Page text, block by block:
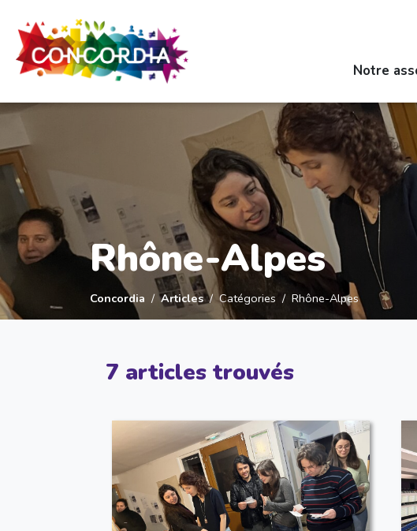
Notre
Rhône-Alpes
Concordia Articles Catégories Rhône-Alpes
7 articles trouvés